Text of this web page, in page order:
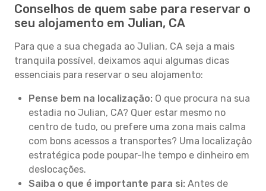
Conselhos de quem sabe para reservar o
seu alojamento em Julian, CA
Para que a sua chegada ao Julian, CA seja a mais
tranquila possível, deixamos aqui algumas dicas
essenciais para reservar o seu alojamento:
Pense bem na localização: O que procura na sua
estadia no Julian, CA? Quer estar mesmo no
centro de tudo, ou prefere uma zona mais calma
com bons acessos a transportes? Uma localização
estratégica pode poupar-lhe tempo e dinheiro em
deslocações.
Saiba o que é importante para si: Antes de